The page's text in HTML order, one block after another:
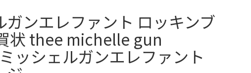
ガンエレファント ロッキンブ
状 thee michelle gun
ッシェルガンエレファント